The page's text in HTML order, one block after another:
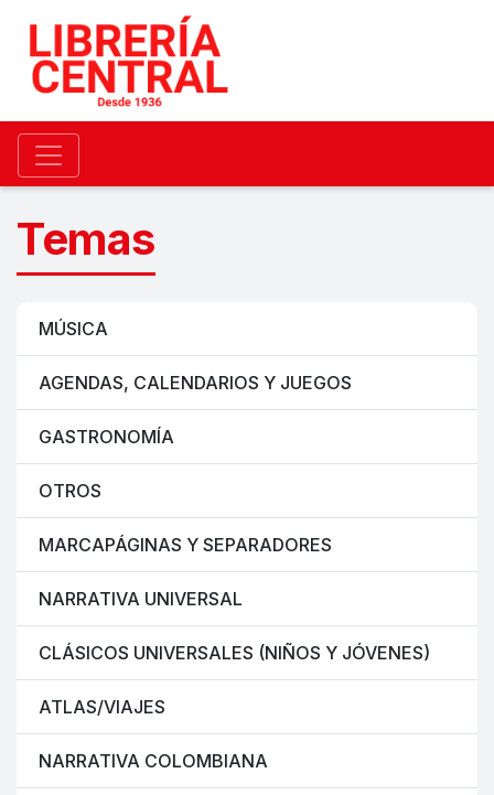
Temas
MÚSICA
AGENDAS, CALENDARIOS Y JUEGOS
GASTRONOMÍA
OTROS
MARCAPÁGINAS Y SEPARADORES
NARRATIVA UNIVERSAL
CLÁSICOS UNIVERSALES (NIÑOS Y JÓVENES)
ATLAS/VIAJES
NARRATIVA COLOMBIANA